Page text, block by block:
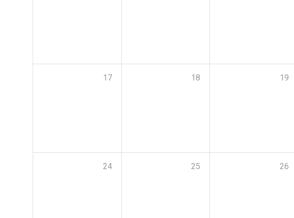
17 18 19
24 25 26